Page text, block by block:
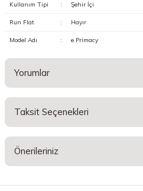
Kullanım Tipi : Şehir İçi
Run Flat : Hayır
Model Adı : e.Primacy
Yorumlar
Taksit Seçenekleri
Önerileriniz